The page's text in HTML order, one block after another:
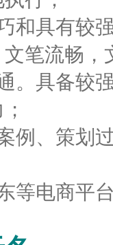
和具有较
笔流畅，
。具备较
例、策划
等电商平